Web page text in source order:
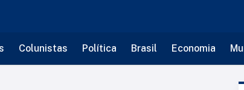
Colunistas Política Brasil Economia